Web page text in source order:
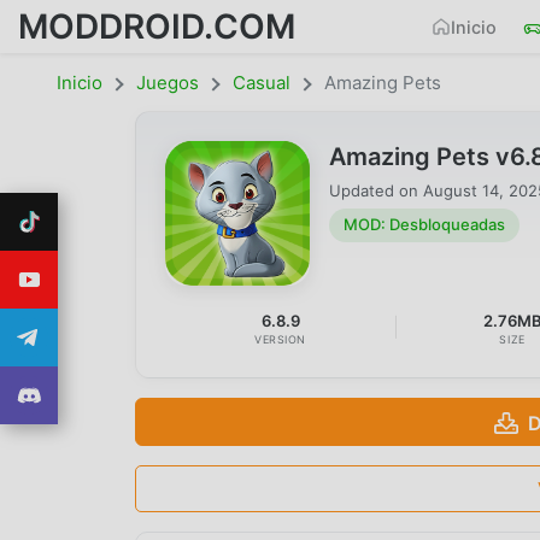
MODDROID.COM Inicio
Inicio Juegos Casual Amazing Pets
Amazing Pets
Updated on August 14,
MOD: Desbloqueadas
6.8.9
VERSION SIZE